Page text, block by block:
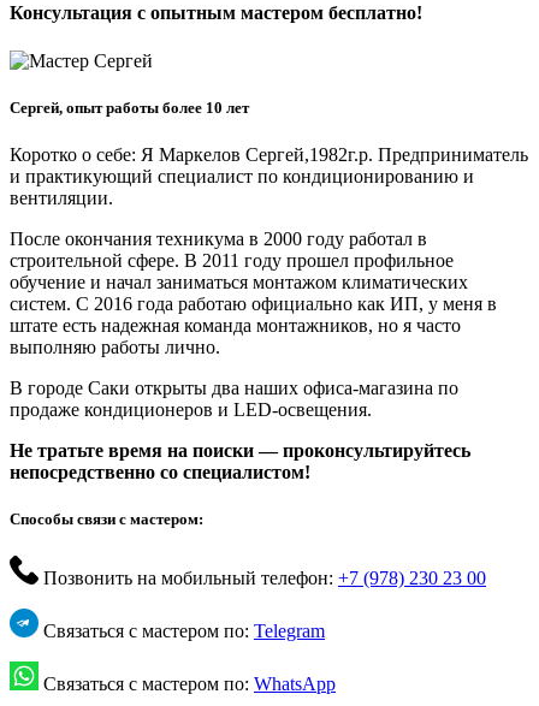
Консультация с опытным мастером бесплатно!
Сергей, опыт работы более 10 лет
Коротко о себе: Я Маркелов Сергей,1982г.р. Предприниматель
и практикующий специалист по кондиционированию и
вентиляции.
После окончания техникума в 2000 году работал в
строительной сфере. В 2011 году прошел профильное
обучение и начал заниматься монтажом климатических
систем. С 2016 года работаю официально как ИП, у меня в
штате есть надежная команда монтажников, но я часто
выполняю работы лично.
В городе Саки открыты два наших офиса-магазина по
продаже кондиционеров и LED-освещения.
Не тратьте время на поиски — проконсультируйтесь
непосредственно со специалистом!
Способы связи с мастером:
Позвонить на мобильный телефон: +7 (978) 230 23 00
Связаться с мастером по: Telegram
Связаться с мастером по: WhatsApp